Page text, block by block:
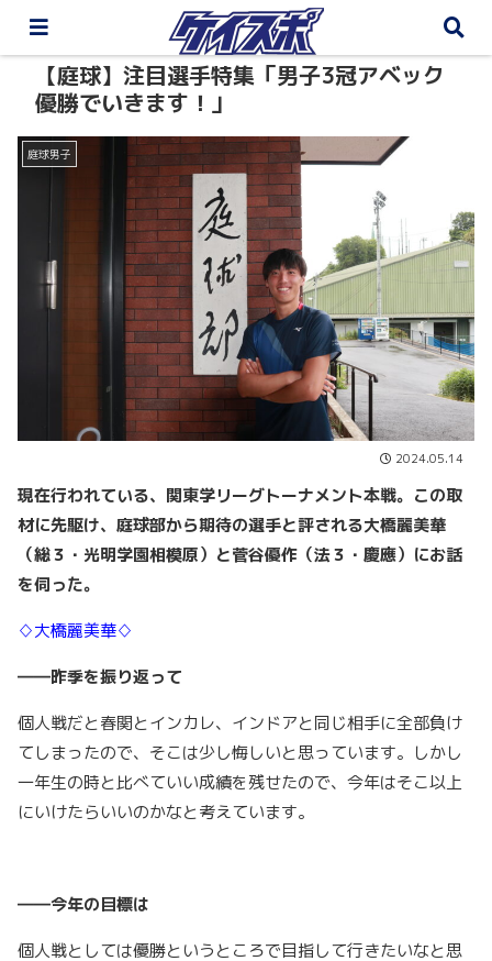
【庭球】注目選手特集「男子3冠アベック
優勝でいきます！」
庭球男子
2024.05.14
現在行われている、関東学リーグトーナメント本戦。この取
材に先駆け、庭球部から期待の選手と評される大橋麗美華
（総３・光明学園相模原）と菅谷優作（法３・慶應）にお話
を伺った。
♢大橋麗美華♢
――昨季を振り返って
個人戦だと春関とインカレ、インドアと同じ相手に全部負け
てしまったので、そこは少し悔しいと思っています。しかし
一年生の時と比べていい成績を残せたので、今年はそこ以上
にいけたらいいのかなと考えています。
――今年の目標は
個人戦としては優勝というところで目指して行きたいなと思